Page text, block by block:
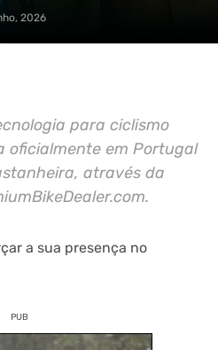
2026
para ciclismo
oficialmente em Portugal
através da
a sua presença no
PUB